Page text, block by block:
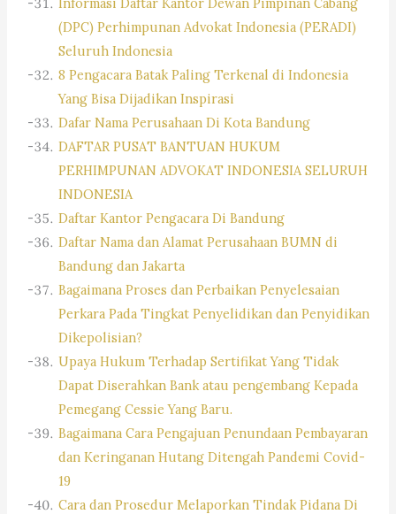
(DPC) Perhimpunan Advokat Indonesia (PERADI)
Seluruh Indonesia
8 Pengacara Batak Paling Terkenal di Indonesia
Yang Bisa Dijadikan Inspirasi
Dafar Nama Perusahaan Di Kota Bandung
DAFTAR PUSAT BANTUAN HUKUM
PERHIMPUNAN ADVOKAT INDONESIA SELURUH
INDONESIA
Daftar Kantor Pengacara Di Bandung
Daftar Nama dan Alamat Perusahaan BUMN di
Bandung dan Jakarta
Bagaimana Proses dan Perbaikan Penyelesaian
Perkara Pada Tingkat Penyelidikan dan Penyidikan
Dikepolisian?
Upaya Hukum Terhadap Sertifikat Yang Tidak
Dapat Diserahkan Bank atau pengembang Kepada
Pemegang Cessie Yang Baru.
Bagaimana Cara Pengajuan Penundaan Pembayaran
dan Keringanan Hutang Ditengah Pandemi Covid-
19
Cara dan Prosedur Melaporkan Tindak Pidana Di